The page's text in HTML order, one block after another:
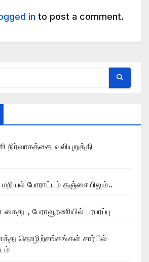
in to post a comment.
நிர்வாகத்தை வலியுறுத்தி
போராட்டம் தஞ்சையிலும்..
, பேராவூரணியில் பரபரப்பு
தொழிற்சங்கங்கள் சார்பில்